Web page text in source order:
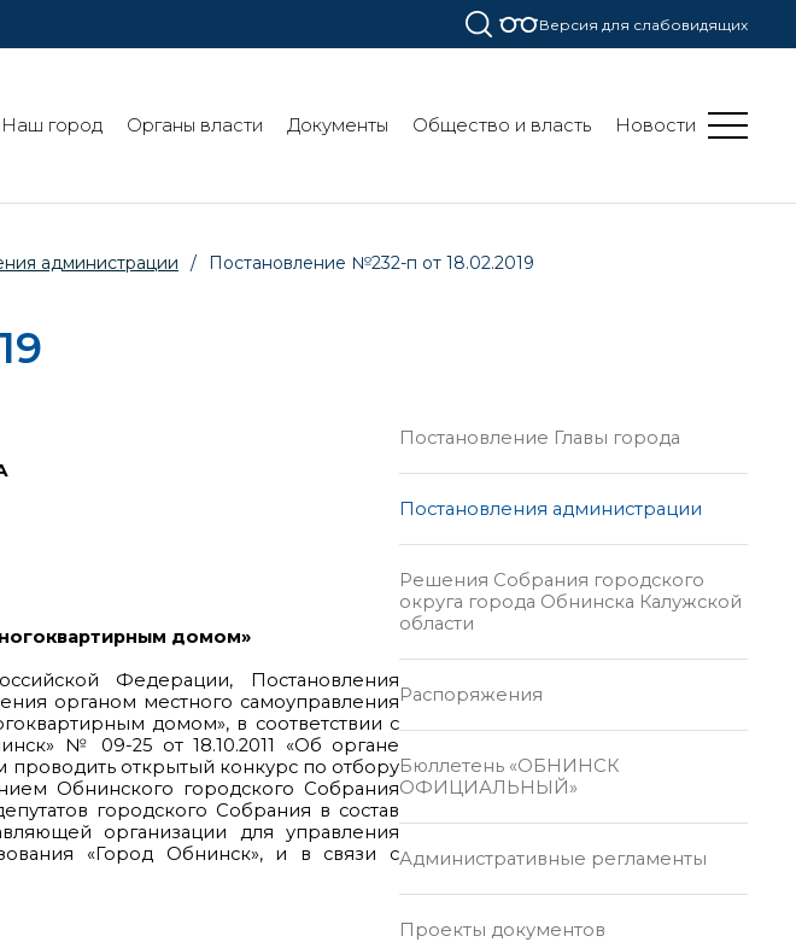
Версия для слабовидящих
Наш город Органы власти Документы Общество и власть Новости
администрации / Постановление №232-п от 18.02.2019
домом»
Федерации, Постановления
органом местного самоуправления
домом», в соответствии с
№ 09-25 от 18.10.2011 «Об органе
проводить открытый конкурс по отбору
Обнинского городского Собрания
городского Собрания в состав
организации для управления
«Город Обнинск», и в связи с
Постановление Главы города
Постановления администрации
Решения Собрания городского
округа города Обнинска Калужской
области
Распоряжения
Бюллетень «ОБНИНСК
ОФИЦИАЛЬНЫЙ»
Административные регламенты
Проекты документов